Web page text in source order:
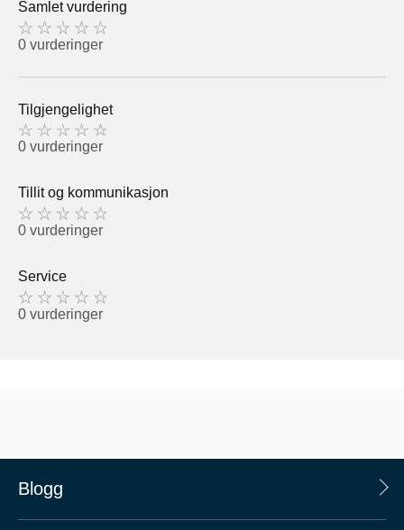
Samlet vurdering
0 vurderinger
Tilgjengelighet
0 vurderinger
Tillit og kommunikasjon
0 vurderinger
Service
0 vurderinger
Blogg